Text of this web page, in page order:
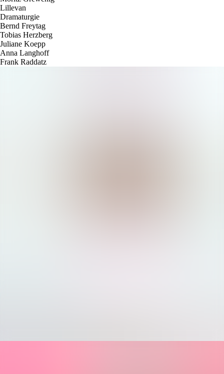
Lillevan
Dramaturgie
Bernd Freytag
Tobias Herzberg
Juliane Koepp
Anna Langhoff
Frank Raddatz